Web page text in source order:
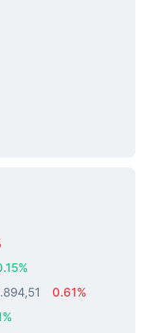
Populares
0.61%